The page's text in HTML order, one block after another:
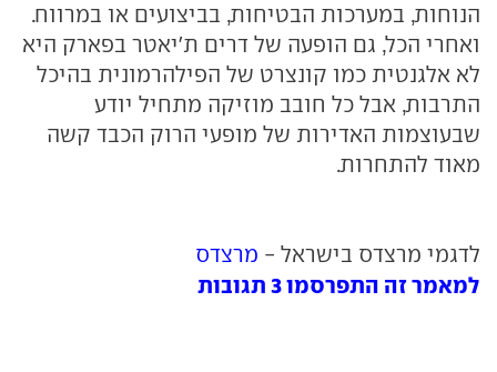
הנוחות, במערכות הבטיחות, בביצועים או במרווח.
ואחרי הכל, גם הופעה של דרים ת'יאטר בפארק היא
לא אלגנטית כמו קונצרט של הפילהרמונית בהיכל
התרבות, אבל כל חובב מוזיקה מתחיל יודע
שבעוצמות האדירות של מופעי הרוק הכבד קשה
מאוד להתחרות.
לדגמי מרצדס בישראל - מרצדס
למאמר זה התפרסמו 3 תגובות